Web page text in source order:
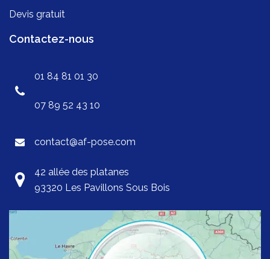
Devis gratuit
Contactez-nous
01 84 81 01 30
07 89 52 43 10
contact@af-pose.com
42 allée des platanes
93320 Les Pavillons Sous Bois